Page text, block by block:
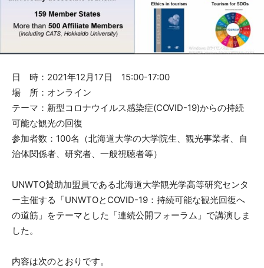
日 時：2021年12月17日 15:00-17:00
場 所：オンライン
テーマ：新型コロナウイルス感染症(COVID-19)からの持続
可能な観光の回復
参加者数：100名（北海道大学の大学院生、観光事業者、自
治体関係者、研究者、一般視聴者等）
UNWTO賛助加盟員である北海道大学観光学高等研究センタ
ー主催する「UNWTOとCOVID-19：持続可能な観光回復へ
の道筋」をテーマとした「連続公開フォーラム」で講演しま
した。
内容は次のとおりです。